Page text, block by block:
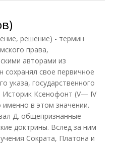
решение) - термин
права,
авторами из
сохранял свое первичное
указа, государственного
Историк Ксенофонт (V— IV
именно в этом значении.
Д. общепризнанные
доктрины. Вслед за ним
Сократа, Платона и